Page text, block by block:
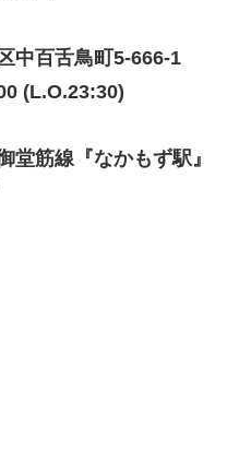
中百舌鳥町5-666-1
(L.O.23:30)
堂筋線『なかもず駅』